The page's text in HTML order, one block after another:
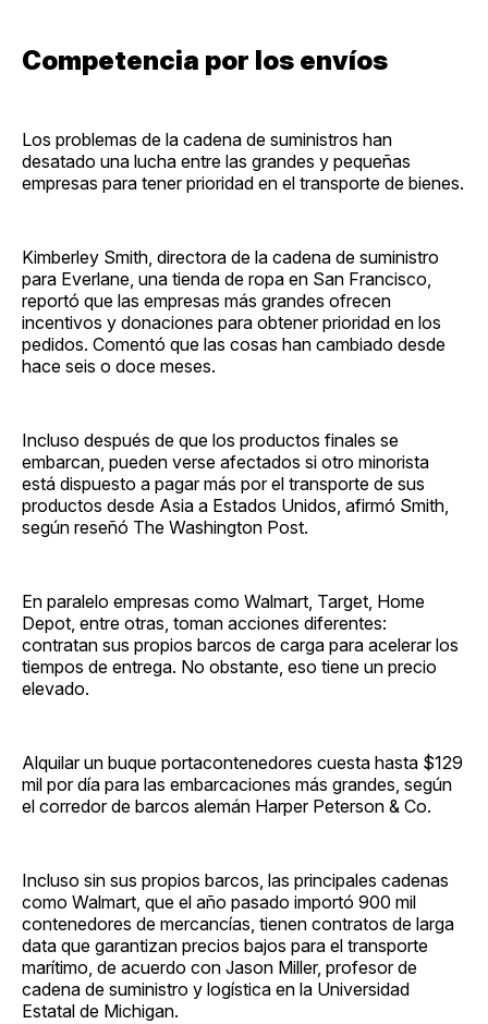
Competencia por los envíos
Los problemas de la cadena de suministros han
desatado una lucha entre las grandes y pequeñas
empresas para tener prioridad en el transporte de bienes.
Kimberley Smith, directora de la cadena de suministro
para Everlane, una tienda de ropa en San Francisco,
reportó que las empresas más grandes ofrecen
incentivos y donaciones para obtener prioridad en los
pedidos. Comentó que las cosas han cambiado desde
hace seis o doce meses.
Incluso después de que los productos finales se
embarcan, pueden verse afectados si otro minorista
está dispuesto a pagar más por el transporte de sus
productos desde Asia a Estados Unidos, afirmó Smith,
según reseñó The Washington Post.
En paralelo empresas como Walmart, Target, Home
Depot, entre otras, toman acciones diferentes:
contratan sus propios barcos de carga para acelerar los
tiempos de entrega. No obstante, eso tiene un precio
elevado.
Alquilar un buque portacontenedores cuesta hasta $129
mil por día para las embarcaciones más grandes, según
el corredor de barcos alemán Harper Peterson & Co.
Incluso sin sus propios barcos, las principales cadenas
como Walmart, que el año pasado importó 900 mil
contenedores de mercancías, tienen contratos de larga
data que garantizan precios bajos para el transporte
marítimo, de acuerdo con Jason Miller, profesor de
cadena de suministro y logística en la Universidad
Estatal de Michigan.